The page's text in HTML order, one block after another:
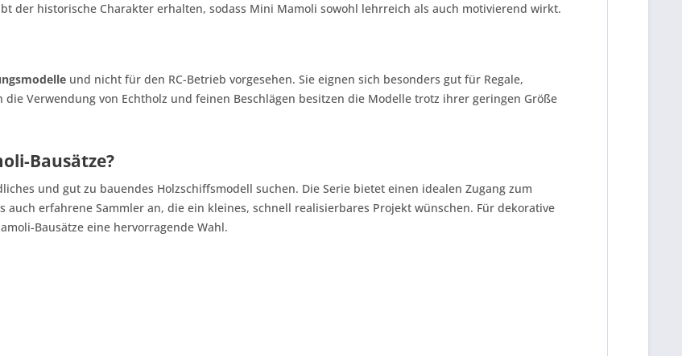
der historische Charakter erhalten, sodass Mini Mamoli sowohl lehrreich als auch motivierend wirkt.
und nicht für den RC-Betrieb vorgesehen. Sie eignen sich besonders gut für Regale,
Verwendung von Echtholz und feinen Beschlägen besitzen die Modelle trotz ihrer geringen Größe
Bausätze?
und gut zu bauendes Holzschiffsmodell suchen. Die Serie bietet einen idealen Zugang zum
erfahrene Sammler an, die ein kleines, schnell realisierbares Projekt wünschen. Für dekorative
Bausätze eine hervorragende Wahl.